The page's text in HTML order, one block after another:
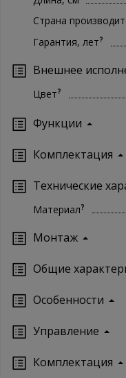
Страна
Гарантия, лет?
Внешнее
Цвет?
Функции
Комплектация
Технические
Материал?
Монтаж
Oбщие
Особенности
Управление
Кoмплектация